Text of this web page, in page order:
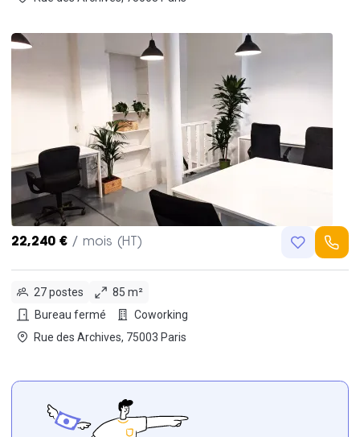
22,240 € / mois (HT)
27 postes
85 m²
Bureau fermé
Coworking
Rue des Archives, 75003 Paris